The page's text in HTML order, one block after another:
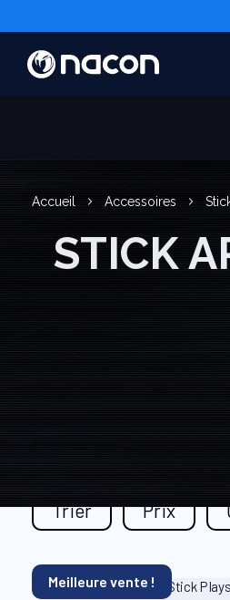
Accueil Accessoires
STICK
Trier Prix
Meilleure vente !